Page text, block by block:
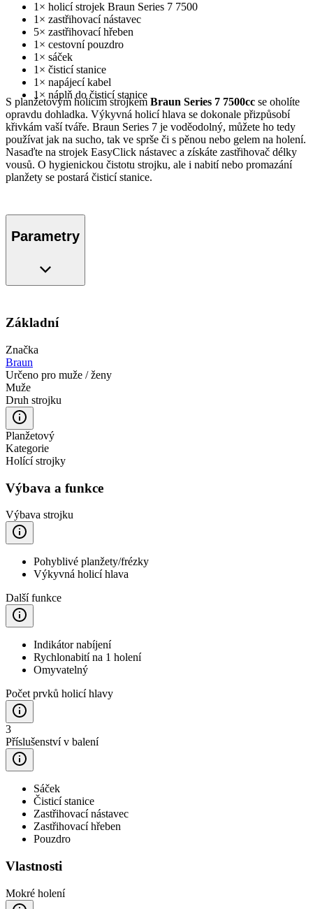
1× holicí strojek Braun Series 7 7500
1× zastřihovací nástavec
5× zastřihovací hřeben
1× cestovní pouzdro
1× sáček
1× čisticí stanice
1× napájecí kabel
1× náplň do čisticí stanice
S planžetovým holicím strojkem Braun Series 7 7500cc se oholíte
opravdu dohladka. Výkyvná holicí hlava se dokonale přizpůsobí
křivkám vaší tváře. Braun Series 7 je voděodolný, můžete ho tedy
používat jak na sucho, tak ve sprše či s pěnou nebo gelem na holení.
Nasaďte na strojek EasyClick nástavec a získáte zastřihovač délky
vousů. O hygienickou čistotu strojku, ale i nabití nebo promazání
planžety se postará čisticí stanice.
Parametry
Základní
Značka
Braun
Určeno pro muže / ženy
Muže
Druh strojku
Planžetový
Kategorie
Holící strojky
Výbava a funkce
Výbava strojku
Pohyblivé planžety/frézky
Výkyvná holicí hlava
Další funkce
Indikátor nabíjení
Rychlonabití na 1 holení
Omyvatelný
Počet prvků holicí hlavy
3
Příslušenství v balení
Sáček
Čisticí stanice
Zastřihovací nástavec
Zastřihovací hřeben
Pouzdro
Vlastnosti
Mokré holení